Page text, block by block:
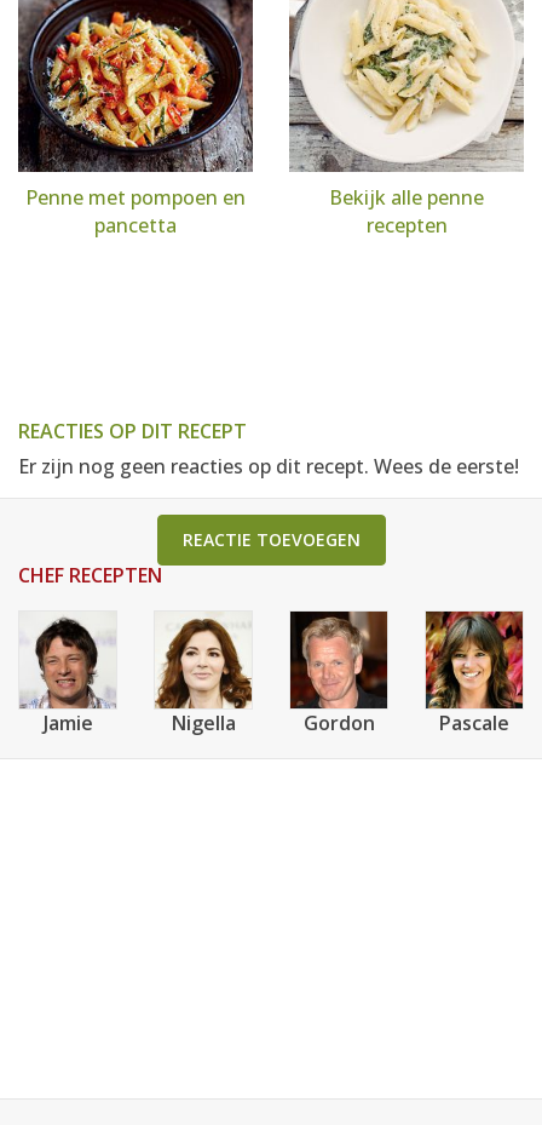
Penne met pompoen en
pancetta
Bekijk alle penne
recepten
REACTIES OP DIT RECEPT
Er zijn nog geen reacties op dit recept. Wees de eerste!
REACTIE TOEVOEGEN
CHEF RECEPTEN
Jamie Nigella Gordon Pascale